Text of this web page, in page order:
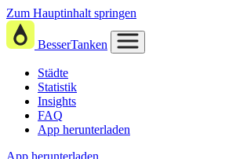
Zum Hauptinhalt springen
BesserTanken
Städte
Statistik
Insights
FAQ
App herunterladen
App herunterladen